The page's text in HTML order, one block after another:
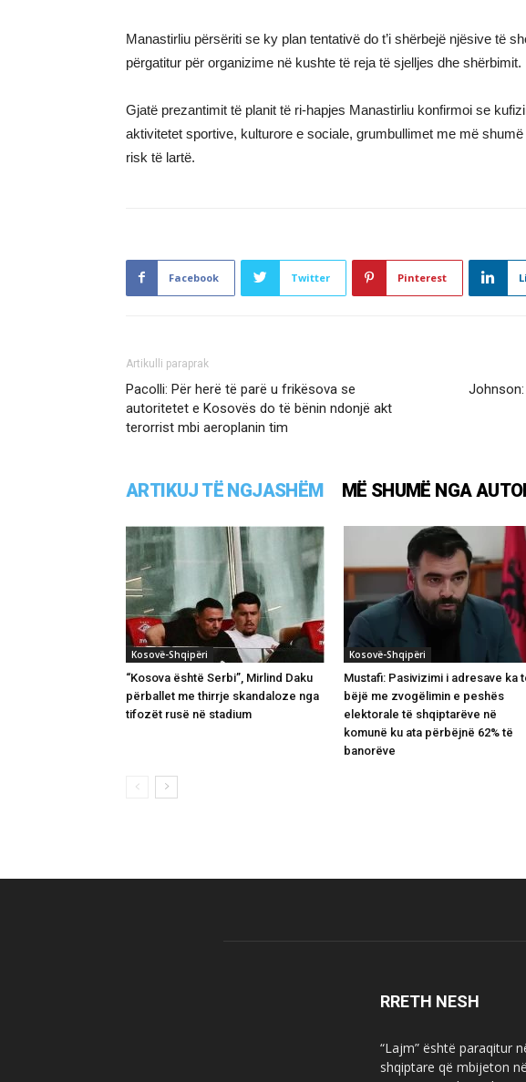
Manastirliu përsëriti se ky plan tentativë do t’i shërbejë njësive të
përgatitur për organizime në kushte të reja të sjelljes dhe shërbimit.
Gjatë prezantimit të planit të ri-hapjes Manastirliu konfirmoi se
aktivitetet sportive, kulturore e sociale, grumbullimet me më
risk të lartë.
Facebook Twitter Pinterest
Artikulli paraprak
Pacolli: Për herë të parë u frikësova se
autoritetet e Kosovës do të bënin ndonjë akt
terorrist mbi aeroplanin tim
ARTIKUJ TË NGJASHËM MË SHUMË NGA
Kosovë-Shqipëri
“Kosova është Serbi”, Mirlind Daku
përballet me thirrje skandaloze nga
tifozët rusë në stadium
Kosovë-Shqipëri
Mustafi: Pasivizimi i adresave ka
bëjë me zvogëlimin e peshës
elektorale të shqiptarëve në
komunë ku ata përbëjnë 62% të
banorëve
RRETH NESH
“Lajm” është paraqitur
shqiptare që mbijeton